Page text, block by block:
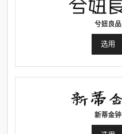
兮妞良品
选用
新蒂金钟